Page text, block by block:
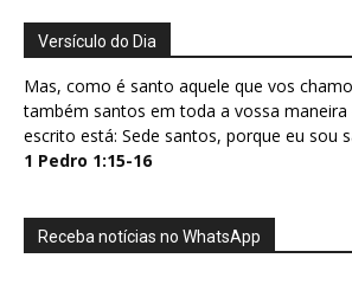
Versículo do Dia
Mas, como é santo aquele que vos
também santos em toda a vossa
escrito está: Sede santos, porque eu sou
1 Pedro 1:15-16
Receba notícias no WhatsApp